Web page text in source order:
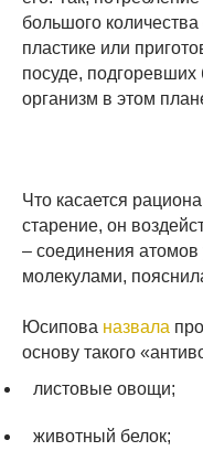
большого
пластике или
посуде, подгоревших
организм в этом
Что касается
старение, он
– соединения атомов
молекулами,
Юсипова назвала
основу такого
листовые овощи;
животный белок;